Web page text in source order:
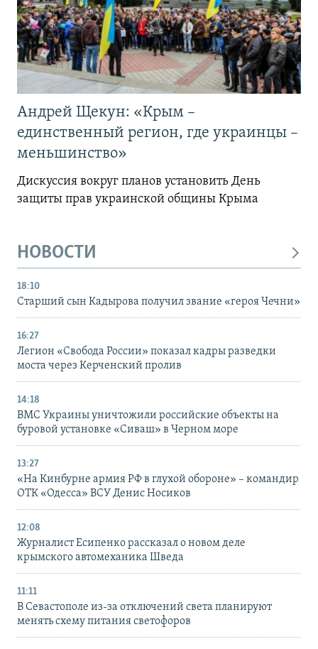
Андрей Щекун: «Крым –
единственный регион, где украинцы –
меньшинство»
Дискуссия вокруг планов установить День
защиты прав украинской общины Крыма
НОВОСТИ
18:10
Старший сын Кадырова получил звание «героя Чечни»
16:27
Легион «Свобода России» показал кадры разведки
моста через Керченский пролив
14:18
ВМС Украины уничтожили российские объекты на
буровой установке «Сиваш» в Черном море
13:27
«На Кинбурне армия РФ в глухой обороне» – командир
ОТК «Одесса» ВСУ Денис Носиков
12:08
Журналист Есипенко рассказал о новом деле
крымского автомеханика Шведа
11:11
В Севастополе из-за отключений света планируют
менять схему питания светофоров